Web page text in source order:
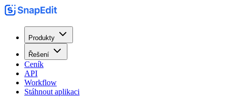
Produkty
Řešení
Ceník
API
Workflow
Stáhnout aplikaci